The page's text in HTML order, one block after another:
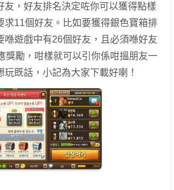
友，好友排名決定咗你可以獲得點樣
求11個好友。比如要獲得銀色寶箱排
喺遊戲中有26個好友，且必須喺好友
獎勵，咁樣就可以引你係咁搵朋友一
既話，小記為大家下載好喇！